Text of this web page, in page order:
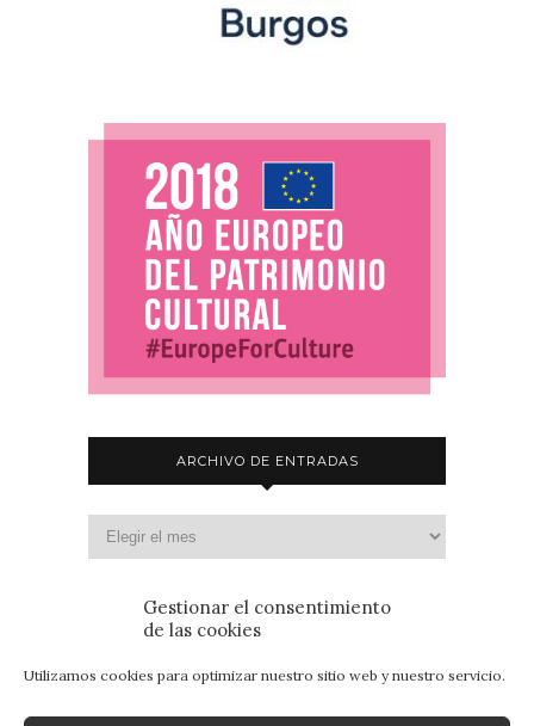
Gestionar el consentimiento
de las cookies
Utilizamos cookies para optimizar nuestro sitio web y nuestro servicio.
ARCHIVO DE ENTRADAS